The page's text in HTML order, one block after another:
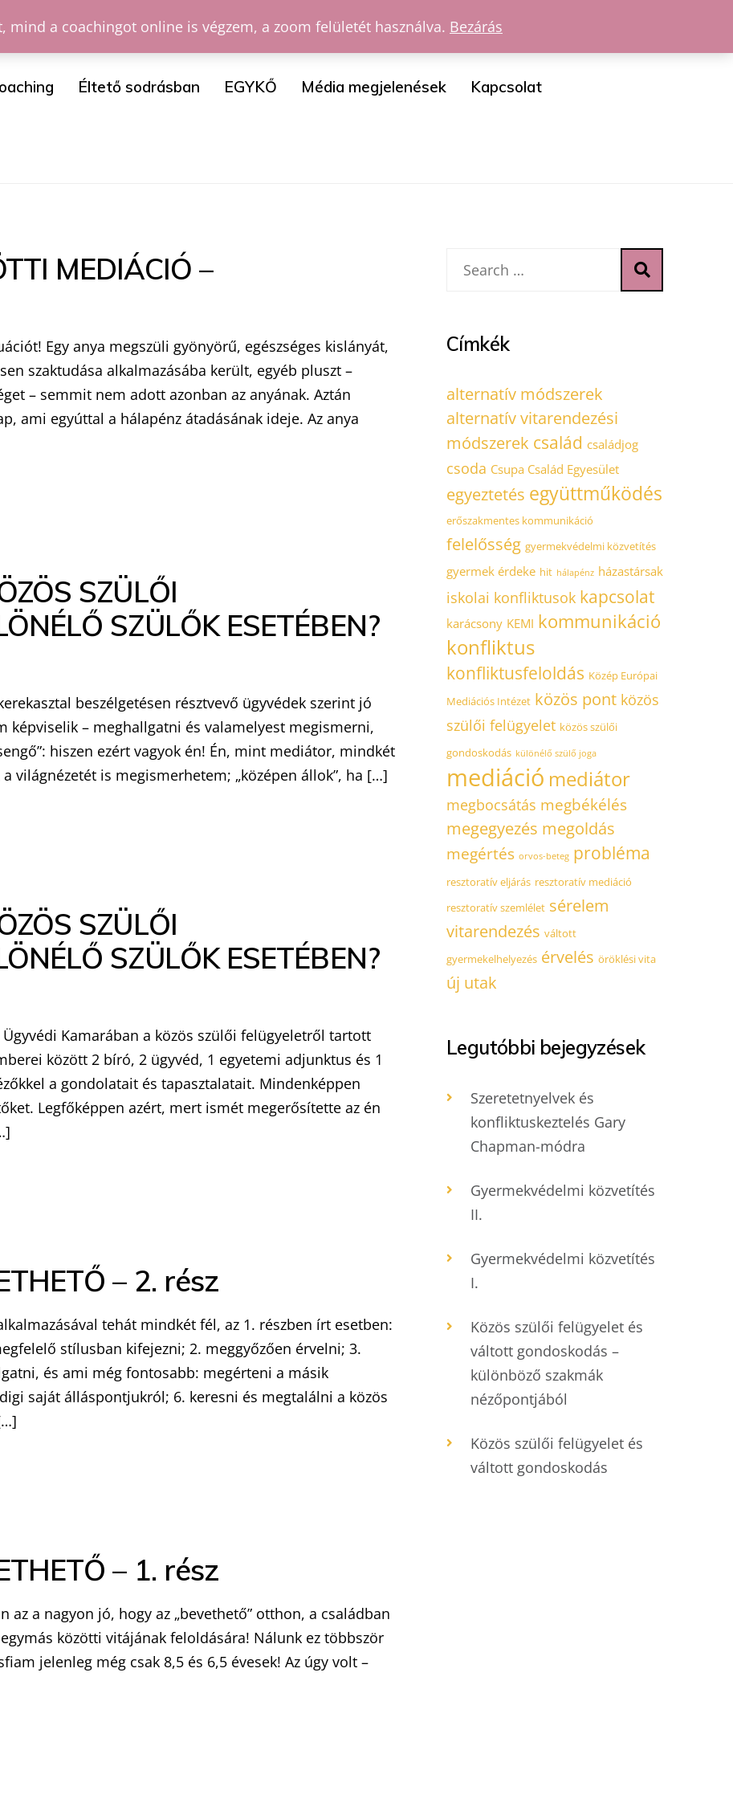
mind a coachingot online is végzem, a zoom felületét használva. Bezárás
Éltető sodrásban EGYKŐ Média megjelenések Kapcsolat
MEDIÁCIÓ –
Egy anya megszüli gyönyörű, egészséges kislányát,
szaktudása alkalmazásába került, egyéb pluszt –
– semmit nem adott azonban az anyának. Aztán
ami egyúttal a hálapénz átadásának ideje. Az anya
SZÜLŐI
SZÜLŐK ESETÉBEN?
beszélgetésen résztvevő ügyvédek szerint jó
képviselik – meghallgatni és valamelyest megismerni,
hiszen ezért vagyok én! Én, mint mediátor, mindkét
világnézetét is megismerhetem; „középen állok”, ha […]
SZÜLŐI
SZÜLŐK ESETÉBEN?
Kamarában a közös szülői felügyeletről tartott
között 2 bíró, 2 ügyvéd, 1 egyetemi adjunktus és 1
a gondolatait és tapasztalatait. Mindenképpen
Legfőképpen azért, mert ismét megerősítette az én
– 2. rész
tehát mindkét fél, az 1. részben írt esetben:
stílusban kifejezni; 2. meggyőzően érvelni; 3.
és ami még fontosabb: megérteni a másik
saját álláspontjukról; 6. keresni és megtalálni a közös
– 1. rész
a nagyon jó, hogy az „bevethető” otthon, a családban
közötti vitájának feloldására! Nálunk ez többször
jelenleg még csak 8,5 és 6,5 évesek! Az úgy volt –
Címkék
alternatív módszerek
alternatív vitarendezési
módszerek család családjog
csoda Csupa Család Egyesület
egyeztetés együttműködés
erőszakmentes kommunikáció
felelősség gyermekvédelmi közvetítés
gyermek érdeke hit hálapénz házastársak
iskolai konfliktusok kapcsolat
karácsony KEMI kommunikáció
konfliktus
konfliktusfeloldás Közép Európai
Mediációs Intézet közös pont közös
szülői felügyelet közös szülői
gondoskodás különélő szülő joga
mediáció mediátor
megbocsátás megbékélés
megegyezés megoldás
megértés orvos-beteg probléma
resztoratív eljárás resztoratív mediáció
resztoratív szemlélet sérelem
vitarendezés váltott
gyermekelhelyezés érvelés öröklési vita
új utak
Legutóbbi bejegyzések
Szeretetnyelvek és
konfliktuskeztelés Gary
Chapman-módra
Gyermekvédelmi közvetítés
II.
Gyermekvédelmi közvetítés
I.
Közös szülői felügyelet és
váltott gondoskodás –
különböző szakmák
nézőpontjából
Közös szülői felügyelet és
váltott gondoskodás